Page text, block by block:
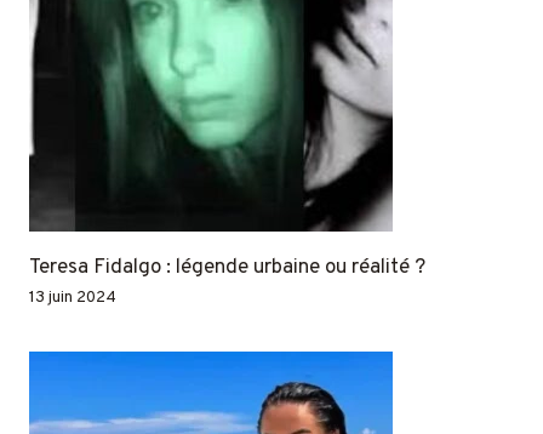
Teresa Fidalgo : légende urbaine ou réalité ?
13 juin 2024